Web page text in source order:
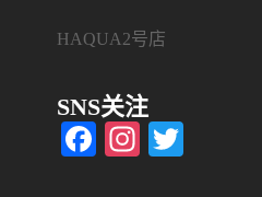
HAQUA2号店
SNS关注
Facebook
Instagram